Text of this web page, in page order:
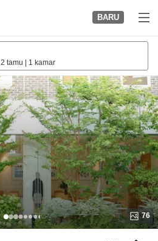
BARU
2 tamu 1 kamar
76